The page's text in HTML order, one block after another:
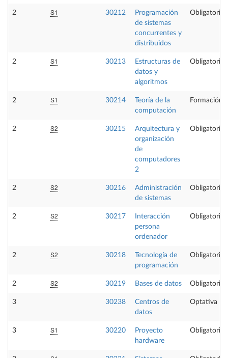
2 S1 30212
Programación
de sistemas
concurrentes y
distribuidos
Obligatoria
2 S1 30213
Estructuras de
datos y
algoritmos
Obligatoria
2 S1 30214
Teoría de la
computación
Formación
2 S2 30215
Arquitectura y
organización
de
computadores
2
Obligatoria
2 S2 30216
Administración
de sistemas
Obligatoria
2 S2 30217
Interacción
persona
ordenador
Obligatoria
2 S2 30218
Tecnología de
programación
Obligatoria
2 S2 30219 Bases de datos Obligatoria
3 30238
Centros de
datos
Optativa
3 S1 30220
Proyecto
hardware
Obligatoria